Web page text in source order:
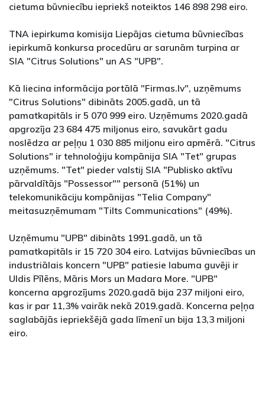
cietuma būvniecību iepriekš noteiktos 146 898 298 eiro.
TNA iepirkuma komisija Liepājas cietuma būvniecības
iepirkumā konkursa procedūru ar sarunām turpina ar
SIA "Citrus Solutions" un AS "UPB".
Kā liecina informācija portālā "Firmas.lv", uzņēmums
"Citrus Solutions" dibināts 2005.gadā, un tā
pamatkapitāls ir 5 070 999 eiro. Uzņēmums 2020.gadā
apgrozīja 23 684 475 miljonus eiro, savukārt gadu
noslēdza ar peļņu 1 030 885 miljonu eiro apmērā. "Citrus
Solutions" ir tehnoloģiju kompānija SIA "Tet" grupas
uzņēmums. "Tet" pieder valstij SIA "Publisko aktīvu
pārvaldītājs "Possessor"" personā (51%) un
telekomunikāciju kompānijas "Telia Company"
meitasuzņēmumam "Tilts Communications" (49%).
Uzņēmumu "UPB" dibināts 1991.gadā, un tā
pamatkapitāls ir 15 720 304 eiro. Latvijas būvniecības un
industriālais koncern "UPB" patiesie labuma guvēji ir
Uldis Pīlēns, Māris Mors un Madara More. "UPB"
koncerna apgrozījums 2020.gadā bija 237 miljoni eiro,
kas ir par 11,3% vairāk nekā 2019.gadā. Koncerna peļņa
saglabājās iepriekšējā gada līmenī un bija 13,3 miljoni
eiro.